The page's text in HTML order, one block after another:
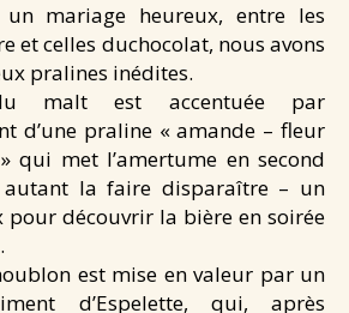
mariage heureux, entre les
et celles duchocolat, nous avons
pralines inédites.
malt est accentuée par
d’une praline « amande – fleur
qui met l’amertume en second
la faire disparaître – un
découvrir la bière en soirée
est mise en valeur par un
d’Espelette, qui, après